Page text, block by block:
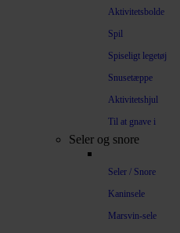
Aktivitetsbolde
Spil
Spiseligt legetøj
Snusetæppe
Aktivitetshjul
Til at gnave i
Seler og snore
Seler / Snore
Kaninsele
Marsvin-sele